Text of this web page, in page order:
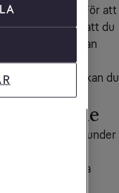
. För att
räcker det med att du
ångerrätten innan
eller app kan du
Mitt Tele2.
följande
ångrar avtalet under
för dels en
och dels alla
av tjänsten,